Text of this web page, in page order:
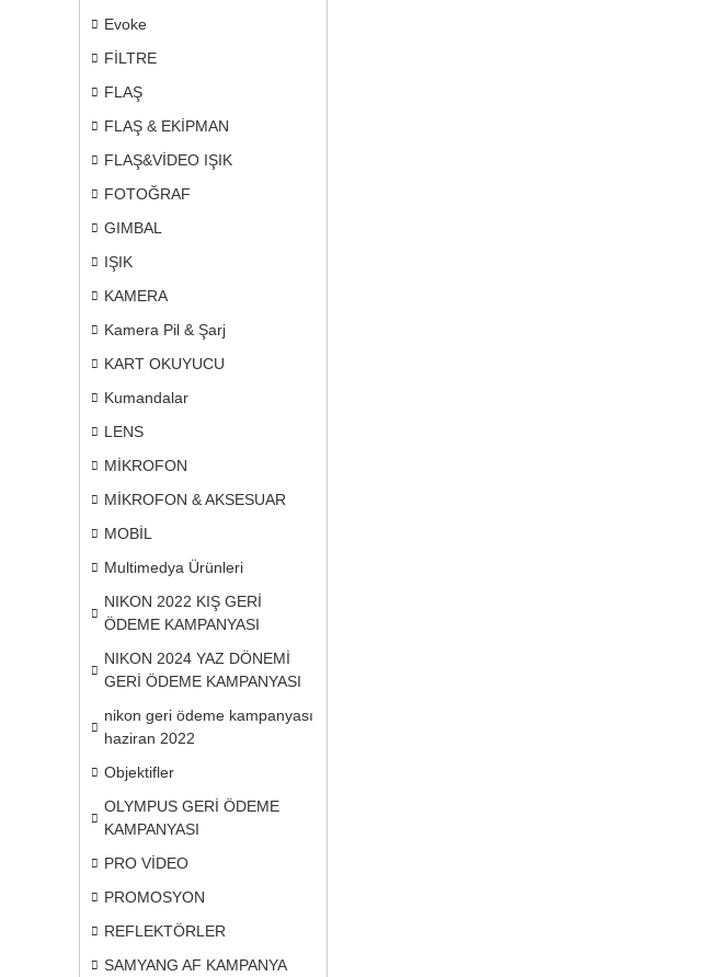
Evoke
FİLTRE
FLAŞ
FLAŞ & EKİPMAN
FLAŞ&VİDEO IŞIK
FOTOĞRAF
GIMBAL
IŞIK
KAMERA
Kamera Pil & Şarj
KART OKUYUCU
Kumandalar
LENS
MİKROFON
MİKROFON & AKSESUAR
MOBİL
Multimedya Ürünleri
NIKON 2022 KIŞ GERİ
ÖDEME KAMPANYASI
NIKON 2024 YAZ DÖNEMİ
GERİ ÖDEME KAMPANYASI
nikon geri ödeme kampanyası
haziran 2022
Objektifler
OLYMPUS GERİ ÖDEME
KAMPANYASI
PRO VİDEO
PROMOSYON
REFLEKTÖRLER
SAMYANG AF KAMPANYA